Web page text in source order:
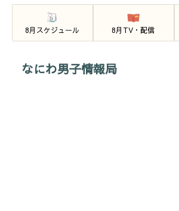
8月スケジュール 8月TV・配信
なにわ男子情報局